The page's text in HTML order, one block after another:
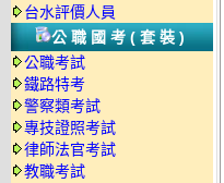
台水評價人員
公職國考(套裝)
公職考試
鐵路特考
警察類考試
專技證照考試
律師法官考試
教職考試